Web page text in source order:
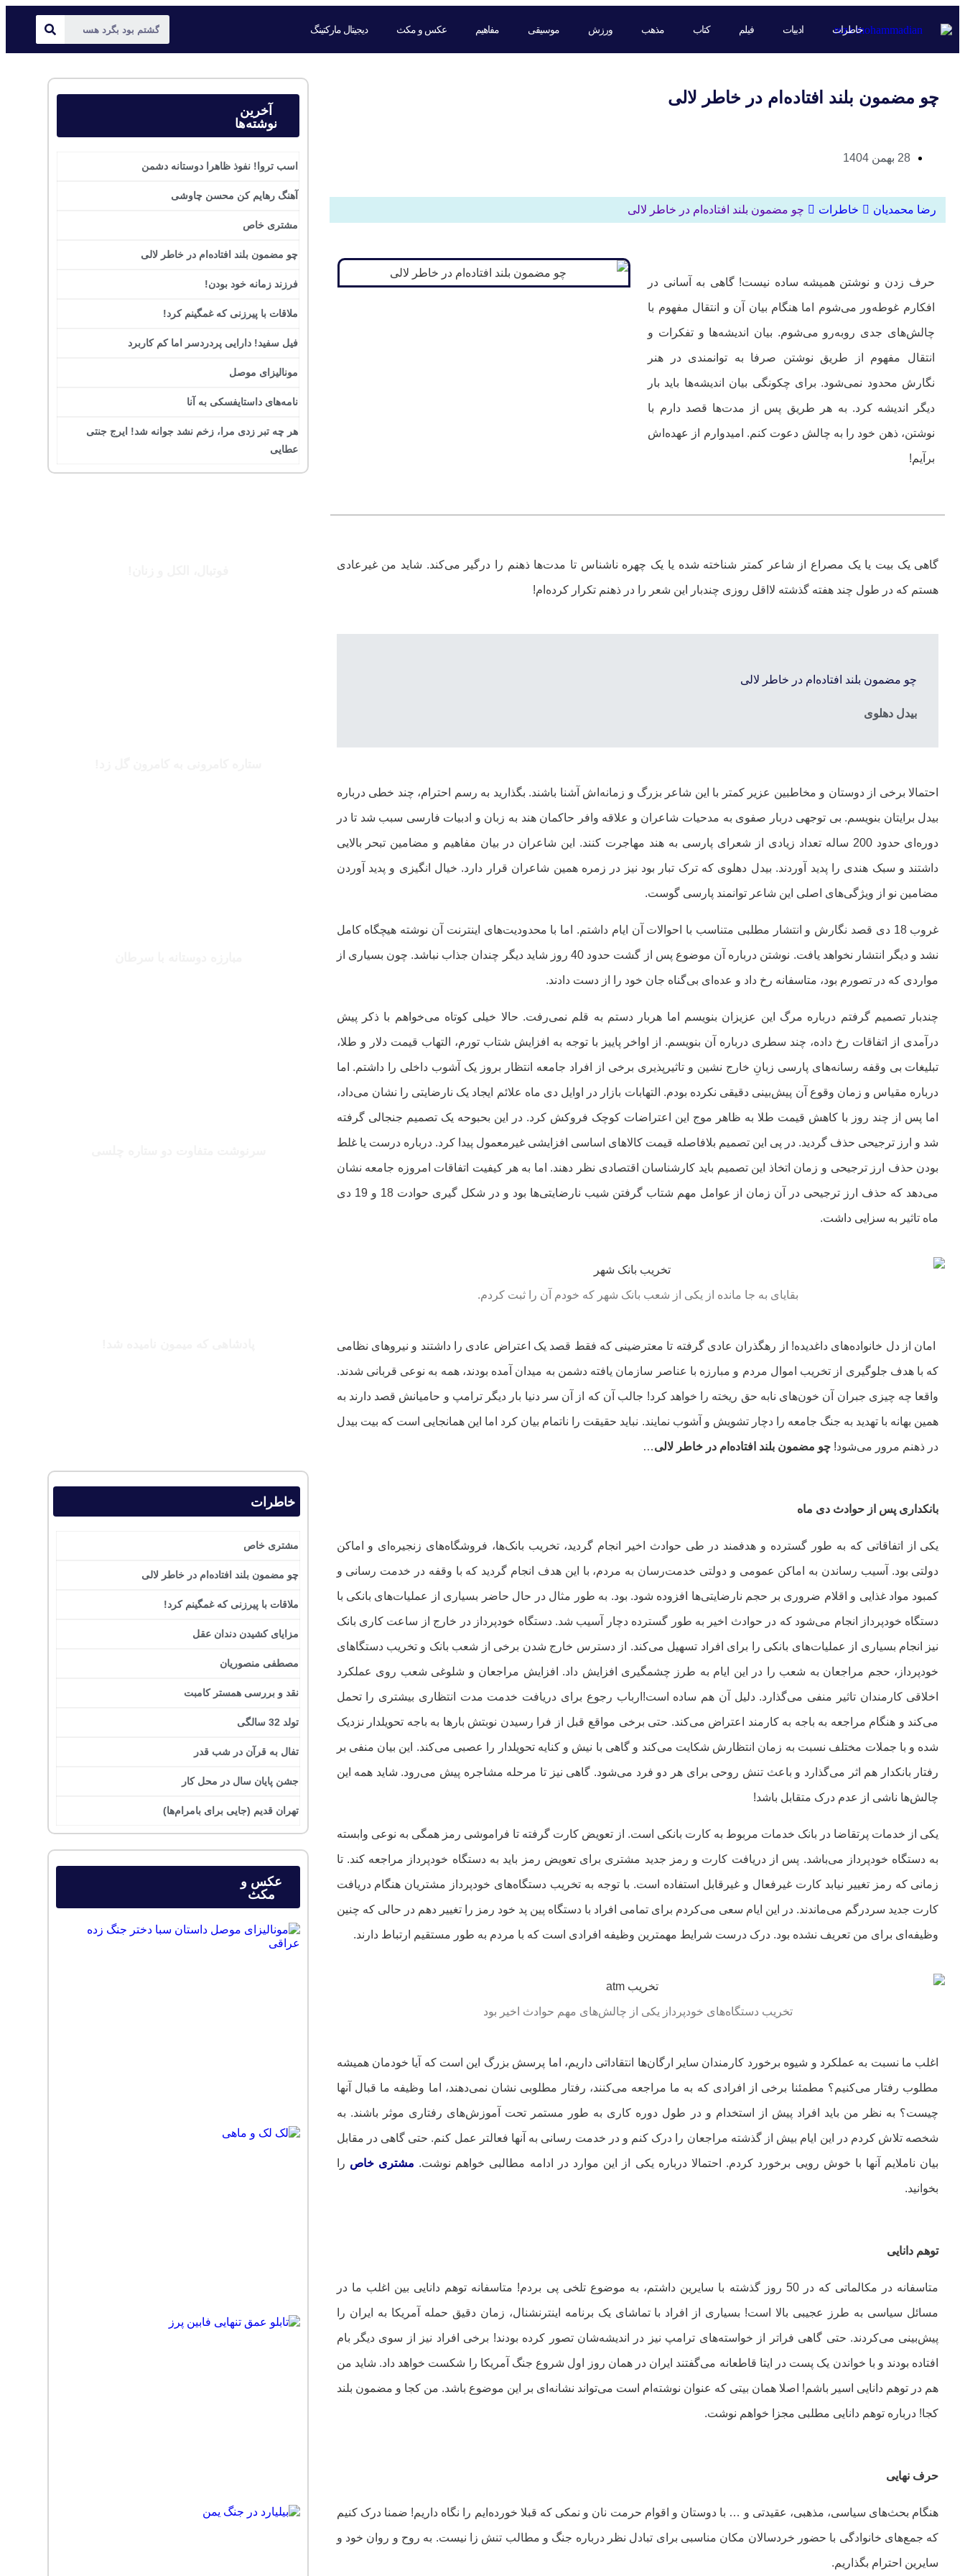
خاطرات ادبیات فیلم کتاب مذهب ورزش موسیقی مفاهیم عکس و مکث دیجیتال مارکتینگ
چو مضمون بلند افتاده‌ام در خاطر لالی
28 بهمن 1404
رضا محمدیان خاطرات چو مضمون بلند افتاده‌ام در خاطر لالی
حرف زدن و نوشتن همیشه ساده نیست! گاهی به آسانی در
افکارم غوطه‌ور می‌شوم اما هنگام بیان آن و انتقال مفهوم با
چالش‌های جدی روبه‌رو می‌شوم. بیان اندیشه‌ها و تفکرات و
انتقال مفهوم از طریق نوشتن صرفا به توانمندی در هنر
نگارش محدود نمی‌شود. برای چکونگی بیان اندیشه‌ها باید بار
دیگر اندیشه کرد. به هر طریق پس از مدت‌ها قصد دارم با
نوشتن، ذهن خود را به چالش دعوت کنم. امیدوارم از عهده‌اش
برآیم!
گاهی یک بیت یا یک مصراع از شاعر کمتر شناخته شده یا یک چهره ناشناس تا مدت‌ها ذهنم را درگیر می‌کند. شاید من غیرعادی
هستم که در طول چند هفته گذشته لااقل روزی چندبار این شعر را در ذهنم تکرار کرده‌ام!
چو مضمون بلند افتاده‌ام در خاطر لالی
بیدل دهلوی
احتمالا برخی از دوستان و مخاطبین عزیر کمتر با این شاعر بزرگ و زمانه‌اش آشنا باشند. بگذارید به رسم احترام، چند خطی درباره
بیدل برایتان بنویسم. بی توجهی دربار صفوی به مدحیات شاعران و علاقه وافر حاکمان هند به زبان و ادبیات فارسی سبب شد تا در
دوره‌ای حدود 200 ساله تعداد زیادی از شعرای پارسی به هند مهاجرت کنند. این شاعران در بیان مفاهیم و مضامین تبحر بالایی
داشتند و سبک هندی را پدید آوردند. بیدل دهلوی که ترک تبار بود نیز در زمره همین شاعران قرار دارد. خیال انگیزی و پدید آوردن
مضامین نو از ویژگی‌های اصلی این شاعر توانمند پارسی گوست.
غروب 18 دی قصد نگارش و انتشار مطلبی متناسب با احوالات آن ایام داشتم. اما با محدودیت‌های اینترنت آن نوشته هیچگاه کامل
نشد و دیگر انتشار نخواهد یافت. نوشتن درباره آن موضوع پس از گشت حدود 40 روز شاید دیگر چندان جذاب نباشد. چون بسیاری از
مواردی که در تصورم بود، متاسفانه رخ داد و عده‌ای بی‌گناه جان خود را از دست دادند.
چندبار تصمیم گرفتم درباره مرگ این عزیزان بنویسم اما هربار دستم به قلم نمی‌رفت. حالا خیلی کوتاه می‌خواهم با ذکر پیش
درآمدی از اتفاقات رخ داده، چند سطری درباره آن بنویسم. از اواخر پاییز با توجه به افزایش شتاب تورم، التهاب قیمت دلار و طلا،
تبلیغات بی وقفه رسانه‌های پارسی زبانِ خارج نشین و تاثیرپذیری برخی از افراد جامعه انتظار بروز یک آشوب داخلی را داشتم. اما
درباره مقیاس و زمان وقوع آن پیش‌بینی دقیقی نکرده بودم. التهابات بازار در اوایل دی ماه علائم ایجاد یک نارضایتی را نشان می‌داد،
اما پس از چند روز با کاهش قیمت طلا به ظاهر موج این اعتراضات کوچک فروکش کرد. در این بحبوحه یک تصمیم جنجالی گرفته
شد و ارز ترجیحی حذف گردید. در پی این تصمیم بلافاصله قیمت کالاهای اساسی افزایشی غیرمعمول پیدا کرد. درباره درست یا غلط
بودن حذف ارز ترجیحی و زمان اتخاذ این تصمیم باید کارشناسان اقتصادی نظر دهند. اما به هر کیفیت اتفاقات امروزه جامعه نشان
می‌دهد که حذف ارز ترجیحی در آن زمان از عوامل مهم شتاب گرفتن شیب نارضایتی‌ها بود و در شکل گیری حوادت 18 و 19 دی
ماه تاثیر به سزایی داشت.
بقایای به جا مانده از یکی از شعب بانک شهر که خودم آن را ثبت کردم.
امان از دل خانواده‌های داغدیده! از رهگذران عادی گرفته تا معترضینی که فقط قصد یک اعتراض عادی را داشتند و نیروهای نظامی
که با هدف جلوگیری از تخریب اموال مردم و مبارزه با عناصر سازمان یافته دشمن به میدان آمده بودند، همه به نوعی قربانی شدند.
واقعا چه چیزی جبران آن خون‌های نابه حق ریخته را خواهد کرد! جالب آن که از آن سر دنیا بار دیگر ترامپ و حامیانش قصد دارند به
همین بهانه با تهدید به جنگ جامعه را دچار تشویش و آشوب نمایند. نباید حقیقت را ناتمام بیان کرد اما این همانجایی است که بیت بیدل
در ذهنم مرور می‌شود‍! چو مضمون بلند افتاده‌ام در خاطر لالی…
بانکداری پس از حوادث دی ماه
یکی از اتفاقاتی که به طور گسترده و هدفمند در طی حوادث اخیر انجام گردید، تخریب بانک‌ها، فروشگاه‌های زنجیره‌ای و اماکن
دولتی بود. آسیب رساندن به اماکن عمومی و دولتی خدمت‌رسان به مردم، با این هدف انجام گردید که با وقفه در خدمت رسانی و
کمبود مواد غذایی و اقلام ضروری بر حجم نارضایتی‌ها افزوده شود. بود. به طور مثال در حال حاضر بسیاری از عملیات‌های بانکی با
دستگاه خودپرداز انجام می‌شود که در حوادث اخیر به طور گسترده دچار آسیب شد. دستگاه خودپرداز در خارج از ساعت کاری بانک
نیز انجام بسیاری از عملیات‌های بانکی را برای افراد تسهیل می‌کند. از دسترس خارج شدن برخی از شعب بانک و تخریب دستگا‌های
خودپرداز، حجم مراجعان به شعب را در این ایام به طرز چشمگیری افزایش داد. افزایش مراجعان و شلوغی شعب روی عملکرد
اخلاقی کارمندان تاثیر منفی می‌گذارد. دلیل آن هم ساده است‌!ارباب رجوع برای دریافت خدمت مدت انتظاری بیشتری را تحمل
می‌کند و هنگام مراجعه به باجه به کارمند اعتراض می‌کند. حتی برخی مواقع قبل از فرا رسیدن نوبتش بارها به باجه تحویلدار نزدیک
شده و با جملات مختلف نسبت به زمان انتظارش شکایت می‌کند و گاهی با نیش و کنایه تحویلدار را عصبی می‌کند. این بیان منفی بر
رفتار بانکدار هم اثر می‌گذارد و باعث تنش روحی برای هر دو فرد می‌شود. گاهی نیز تا مرحله مشاجره پیش می‌رود. شاید همه این
چالش‌ها ناشی از عدم درک متقابل باشد!
یکی از خدمات پرتقاضا در بانک خدمات مربوط به کارت بانکی است. از تعویض کارت گرفته تا فراموشی رمز همگی به نوعی وابسته
به دستگاه خودپرداز می‌باشد. پس از دریافت کارت و رمز جدید مشتری برای تعویض رمز باید به دستگاه خودپرداز مراجعه کند. تا
زمانی که رمز تغییر نیابد کارت غیرفعال و غیرقابل استفاده است. با توجه به تخریب دستگاه‌های خودپرداز مشتریان هنگام دریافت
کارت جدید سردرگم می‌ماندند. در این ایام سعی می‌کردم برای تمامی افراد با دستگاه پین پد خود رمز را تغییر دهم در حالی که چنین
وظیفه‌ای برای من تعریف نشده بود. درک درست شرایط مهمترین وظیفه افرادی است که با مردم به طور مستقیم ارتباط دارند.
تخریب دستگاه‌های خودپرداز یکی از چالش‌های مهم حوادث اخیر بود
اغلب ما نسبت به عملکرد و شیوه برخورد کارمندان سایر ارگان‌ها انتقاداتی داریم، اما پرسش بزرگ این است که آیا خودمان همیشه
مطلوب رفتار می‌کنیم؟ مطمئنا برخی از افرادی که به ما مراجعه می‌کنند، رفتار مطلوبی نشان نمی‌دهند، اما وظیفه ما قبال آنها
چیست؟ به نظر من باید افراد پیش از استخدام و در طول دوره کاری به طور مستمر تحت آموزش‌های رفتاری موثر باشند. به
شخصه تلاش کردم در این ایام بیش از گذشته مراجعان را درک کنم و در خدمت رسانی به آنها فعالتر عمل کنم. حتی گاهی در مقابل
بیان ناملایم آنها با خوش رویی برخورد کردم. احتمالا درباره یکی از این موارد در ادامه مطالبی خواهم نوشت. مشتری خاص را
بخوانید.
توهم دانایی
متاسفانه در مکالماتی که در 50 روز گذشته با سایرین داشتم، به موضوع تلخی پی بردم! متاسفانه توهم دانایی بین اغلب ما در
مسائل سیاسی به طرز عجیبی بالا است! بسیاری از افراد با تماشای یک برنامه اینترنشنال، زمان دقیق حمله آمریکا به ایران را
پیش‌بینی می‌کردند. حتی گاهی فراتر از خواسته‌های ترامپ نیز در اندیشه‌شان تصور کرده بودند! برخی افراد نیز از سوی دیگر بام
افتاده بودند و با خواندن یک پست در ایتا قاطعانه می‌گفتند ایران در همان روز اول شروع جنگ آمریکا را شکست خواهد داد. شاید من
هم در توهم دانایی اسیر باشم! اصلا همان بیتی که عنوان نوشته‌ام است می‌تواند نشانه‌ای بر این موضوع باشد. من کجا و مضمون بلند
کجا! درباره توهم دانایی مطلبی مجزا خواهم نوشت.
حرف نهایی
هنگام بحث‌های سیاسی، مذهبی، عقیدتی و … با دوستان و اقوام حرمت نان و نمکی که قبلا خورده‌ایم را نگاه داریم! ضمنا درک کنیم
که جمع‌های خانوادگی با حضور خردسالان مکان مناسبی برای تبادل نظر درباره جنگ و مطالب تنش زا نیست. به روح و روان خود و
سایرین احترام بگذاریم.
آخرین
نوشته‌ها
اسب تروا! نفوذ ظاهرا دوستانه دشمن
آهنگ رهایم کن محسن چاوشی
مشتری خاص
چو مضمون بلند افتاده‌ام در خاطر لالی
فرزند زمانه خود بودن!
ملاقات با پیرزنی که غمگینم کرد!
فیل سفید! دارایی پردردسر اما کم کاربرد
مونالیزای موصل
نامه‌های داستایفسکی به آنا
هر چه تبر زدی مرا، زخم نشد جوانه شد! ایرج جنتی
عطایی
خاطرات
مشتری خاص
چو مضمون بلند افتاده‌ام در خاطر لالی
ملاقات با پیرزنی که غمگینم کرد!
مزایای کشیدن دندان عقل
مصطفی منصوریان
نقد و بررسی همستر کامبت
تولد 32 سالگی
تفال به قرآن در شب قدر
جشن پایان سال در محل کار
تهران قدیم (جایی برای بامرام‌ها)
عکس و
مکث